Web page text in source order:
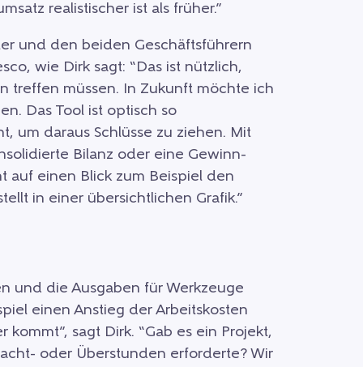
realistischer ist als früher.”
und den beiden Geschäftsführern
wie Dirk sagt: “Das ist nützlich,
treffen müssen. In Zukunft möchte ich
Das Tool ist optisch so
um daraus Schlüsse zu ziehen. Mit
Bilanz oder eine Gewinn-
auf einen Blick zum Beispiel den
in einer übersichtlichen Grafik.”
und die Ausgaben für Werkzeuge
einen Anstieg der Arbeitskosten
sagt Dirk. “Gab es ein Projekt,
oder Überstunden erforderte? Wir